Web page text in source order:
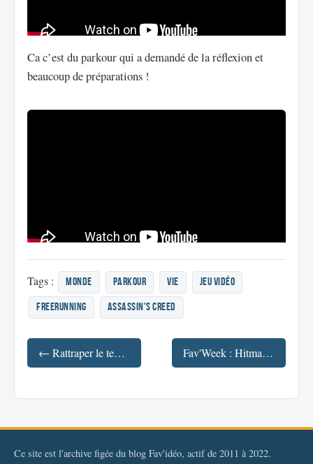
Ca c’est du parkour qui a demandé de la réflexion et
beaucoup de préparations !
Tags : monde parkour vie
jeu vidéo
freerunning
Assassin's Creed
← Rattraper le temps perdu Fav'Week : Hitman, Hipster Disney Princess, Zombie Mall, Moon Trance →
Ce site est l'archive figée du blog Fav'idéo, actif de 2011 à 2022.